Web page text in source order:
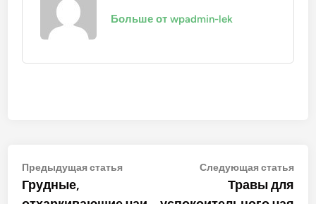
Больше от wpadmin-lek
Навигация
по
Предыдущая статьяПредыдущая
Грудные,
Следующая статья
Травы для